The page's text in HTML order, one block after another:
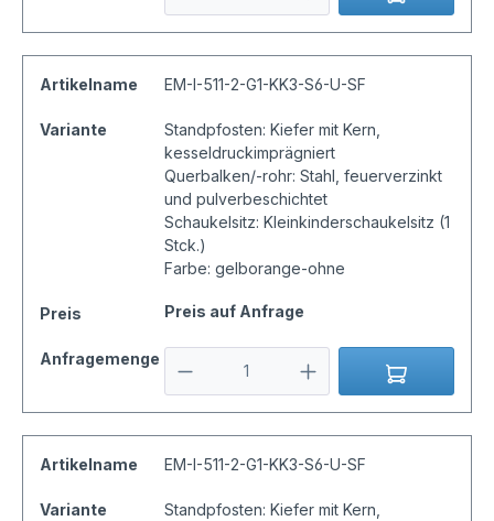
Artikelname EM-I-511-2-G1-KK3-S6-U-SF
Variante
Standpfosten: Kiefer mit Kern,
kesseldruckimprägniert
Querbalken/-rohr: Stahl, feuerverzinkt
und pulverbeschichtet
Schaukelsitz: Kleinkinderschaukelsitz (1
Stck.)
Farbe: gelborange-ohne
Preis Preis auf Anfrage
Anfragemenge
Artikelname EM-I-511-2-G1-KK3-S6-U-SF
Variante
Standpfosten: Kiefer mit Kern,